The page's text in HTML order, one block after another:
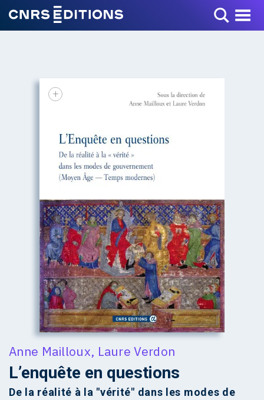
Toggle Menu
+
Anne Mailloux, Laure Verdon
L’enquête en questions
De la réalité à la "vérité" dans les modes de